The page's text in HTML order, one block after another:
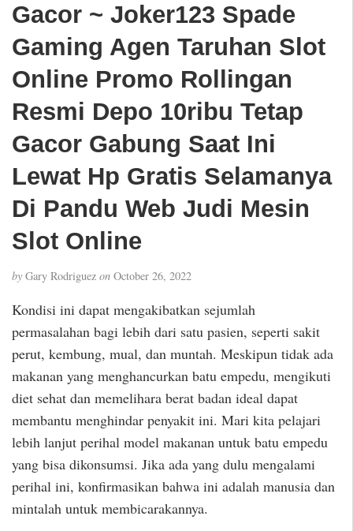
Gacor ~ Joker123 Spade
Gaming Agen Taruhan Slot
Online Promo Rollingan
Resmi Depo 10ribu Tetap
Gacor Gabung Saat Ini
Lewat Hp Gratis Selamanya
Di Pandu Web Judi Mesin
Slot Online
by Gary Rodriguez on October 26, 2022
Kondisi ini dapat mengakibatkan sejumlah
permasalahan bagi lebih dari satu pasien, seperti sakit
perut, kembung, mual, dan muntah. Meskipun tidak ada
makanan yang menghancurkan batu empedu, mengikuti
diet sehat dan memelihara berat badan ideal dapat
membantu menghindar penyakit ini. Mari kita pelajari
lebih lanjut perihal model makanan untuk batu empedu
yang bisa dikonsumsi. Jika ada yang dulu mengalami
perihal ini, konfirmasikan bahwa ini adalah manusia dan
mintalah untuk membicarakannya.